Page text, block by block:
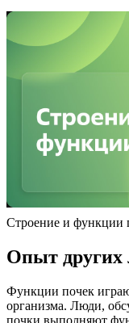
Строение и функции
Опыт других
Функции почек
организма. Люди,
почки выполняют